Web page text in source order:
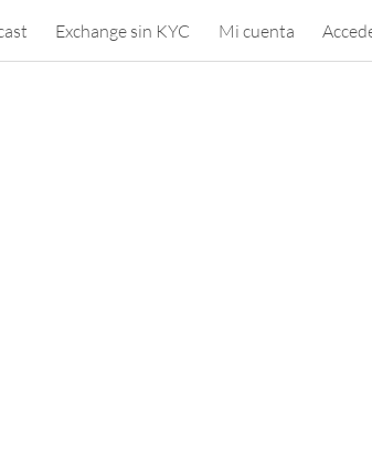
Exchange sin KYC Mi cuenta